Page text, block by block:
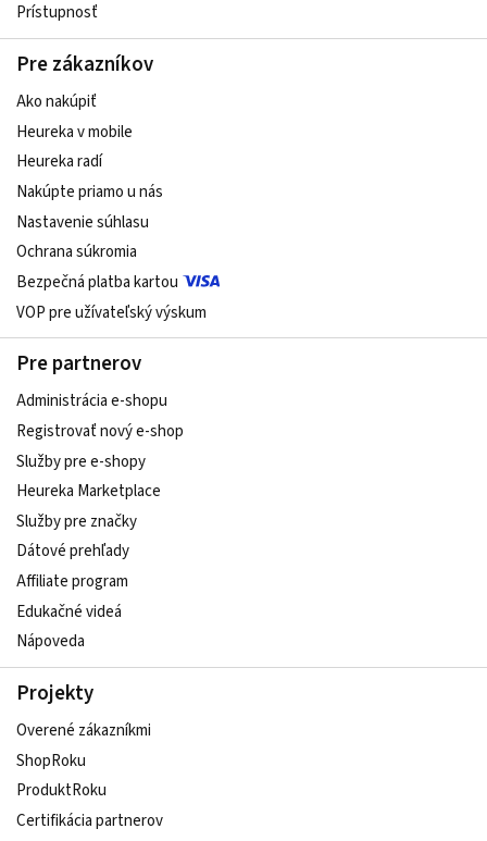
Prístupnosť
Pre zákazníkov
Ako nakúpiť
Heureka v mobile
Heureka radí
Nakúpte priamo u nás
Nastavenie súhlasu
Ochrana súkromia
Bezpečná platba kartou
VOP pre užívateľský výskum
Pre partnerov
Administrácia e-shopu
Registrovať nový e-shop
Služby pre e‑shopy
Heureka Marketplace
Služby pre značky
Dátové prehľady
Affiliate program
Edukačné videá
Nápoveda
Projekty
Overené zákazníkmi
ShopRoku
ProduktRoku
Certifikácia partnerov